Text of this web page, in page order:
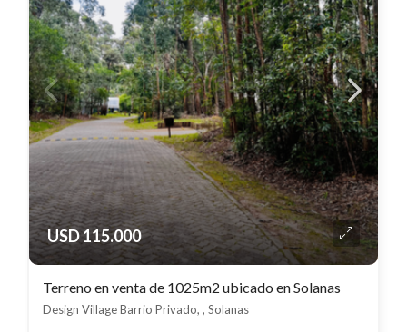
USD 115.000
Terreno en venta de 1025m2 ubicado en Solanas
Design Village Barrio Privado, , Solanas